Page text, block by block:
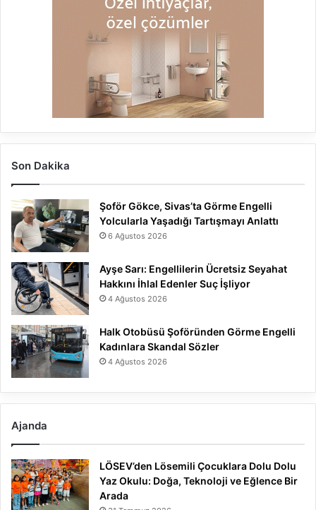
Son Dakika
Şoför Gökce, Sivas’ta Görme Engelli
Yolcularla Yaşadığı Tartışmayı Anlattı
6 Ağustos 2026
Ayşe Sarı: Engellilerin Ücretsiz Seyahat
Hakkını İhlal Edenler Suç İşliyor
4 Ağustos 2026
Halk Otobüsü Şoföründen Görme Engelli
Kadınlara Skandal Sözler
4 Ağustos 2026
Ajanda
LÖSEV’den Lösemili Çocuklara Dolu Dolu
Yaz Okulu: Doğa, Teknoloji ve Eğlence Bir
Arada